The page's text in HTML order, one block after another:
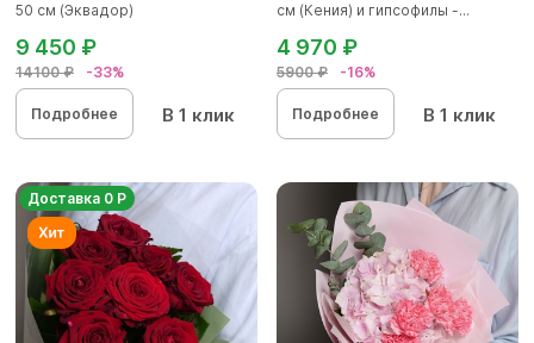
50 см (Эквадор)
14100 ₽ -33%
9 450 ₽
Подробнее В 1 клик
см (Кения) и гипсофилы -...
5900 ₽ -16%
4 970 ₽
Подробнее В 1 клик
Доставка 0 Р